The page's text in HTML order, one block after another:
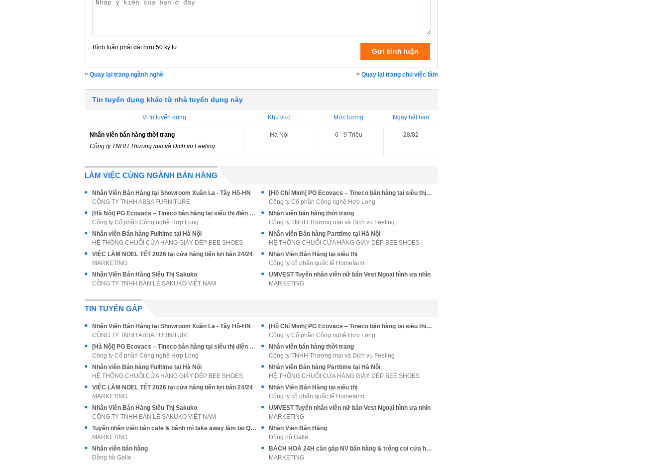
Bình luận phải dài hơn 50 ký tự
Quay lại trang ngành nghề Quay lại trang chủ việc làm
Tin tuyển dụng khác từ nhà tuyển dụng này
Vị trí tuyển dụng Khu vực Mức lương Ngày hết hạn
Nhân viên bán hàng thời trang
Công ty TNHH Thương mại và Dịch vụ Feeling
Hà Nội 6 - 9 Triệu 28/02
LÀM VIỆC CÙNG NGÀNH BÁN HÀNG
Nhân Viên Bán Hàng tại Showroom Xuân La - Tây Hồ-HN
CÔNG TY TNHH ABBA FURNITURE
[Hồ Chí Minh] PG Ecovacs – Tineco bán hàng tại siêu thị điện máy
Công ty Cổ phần Công nghệ Hợp Long
[Hà Nội] PG Ecovacs – Tineco bán hàng tại siêu thị điện máy
Công ty Cổ phần Công nghệ Hợp Long
Nhân viên bán hàng thời trang
Công ty TNHH Thương mại và Dịch vụ Feeling
Nhân viên Bán hàng Fulltime tại Hà Nội
HỆ THỐNG CHUỖI CỬA HÀNG GIÀY DÉP BEE SHOES
Nhân viên Bán hàng Parttime tại Hà Nội
HỆ THỐNG CHUỖI CỬA HÀNG GIÀY DÉP BEE SHOES
VIỆC LÀM NOEL TẾT 2026 tại cửa hàng tiện lợi bán 24/24
MARKETING
Nhân Viên Bán Hàng tại siêu thị
Công ty cổ phẩn quốc tế Homefarm
Nhân Viên Bán Hàng Siêu Thị Sakuko
CÔNG TY TNHH BÁN LẺ SAKUKO VIỆT NAM
UMVEST Tuyển nhân viên nữ bán Vest Ngoại hình ưa nhìn
MARKETING
TIN TUYỂN GẤP
Nhân Viên Bán Hàng tại Showroom Xuân La - Tây Hồ-HN
CÔNG TY TNHH ABBA FURNITURE
[Hồ Chí Minh] PG Ecovacs – Tineco bán hàng tại siêu thị điện máy
Công ty Cổ phần Công nghệ Hợp Long
[Hà Nội] PG Ecovacs – Tineco bán hàng tại siêu thị điện máy
Công ty Cổ phần Công nghệ Hợp Long
Nhân viên bán hàng thời trang
Công ty TNHH Thương mại và Dịch vụ Feeling
Nhân viên Bán hàng Fulltime tại Hà Nội
HỆ THỐNG CHUỖI CỬA HÀNG GIÀY DÉP BEE SHOES
Nhân viên Bán hàng Parttime tại Hà Nội
HỆ THỐNG CHUỖI CỬA HÀNG GIÀY DÉP BEE SHOES
VIỆC LÀM NOEL TẾT 2026 tại cửa hàng tiện lợi bán 24/24
MARKETING
Nhân Viên Bán Hàng tại siêu thị
Công ty cổ phẩn quốc tế Homefarm
Nhân Viên Bán Hàng Siêu Thị Sakuko
CÔNG TY TNHH BÁN LẺ SAKUKO VIỆT NAM
UMVEST Tuyển nhân viên nữ bán Vest Ngoại hình ưa nhìn
MARKETING
Tuyển nhân viên bán cafe & bánh mì take away làm tại Q2 Thủ Đức
MARKETING
Nhân Viên Bán Hàng
Đồng hồ Galle
Nhân viên bán hàng
Đồng hồ Galle
BÁCH HOÁ 24H cần gấp NV bán hàng & trông coi cửa hàng
MARKETING